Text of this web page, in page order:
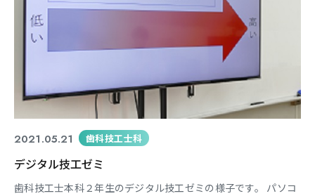
2021.05.21 歯科技工士科
デジタル技工ゼミ
歯科技工士本科２年生のデジタル技工ゼミの様子です。 パソコ